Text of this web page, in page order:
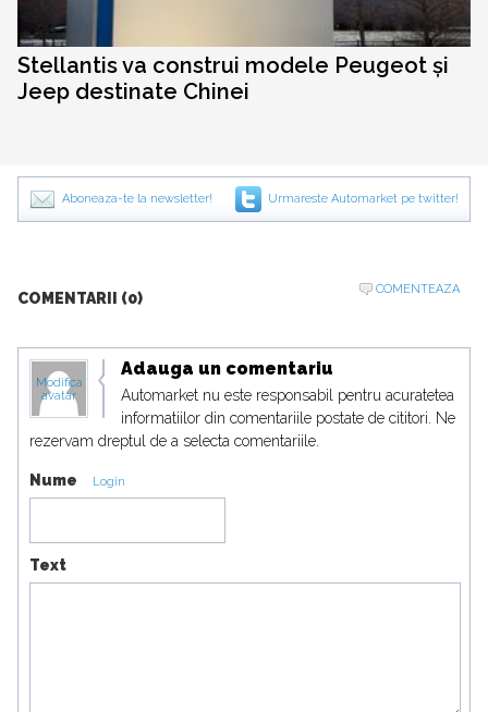
Stellantis va construi modele Peugeot și
Jeep destinate Chinei
Aboneaza-te la newsletter! Urmareste Automarket pe twitter!
COMENTARII (0)
COMENTEAZA
Modifica
avatar
Adauga un comentariu
Automarket nu este responsabil pentru acuratetea
informatiilor din comentariile postate de cititori. Ne
rezervam dreptul de a selecta comentariile.
Nume Login
Text